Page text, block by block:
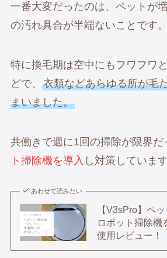
一番大変だったのは、ペットが
の汚れ具合が半端ないことです。
特に換毛期は空中にもフワフワ
どで、 衣類などあらゆる所が毛
まいました。
共働きで週に1回の掃除が限界だ
ト掃除機を導入 し対策しています
あわせて読みたい
【V3sPro】ペ
ロボット掃除機
使用レビュー！